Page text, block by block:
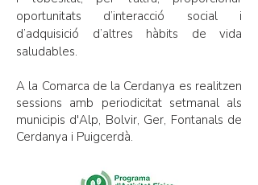
oportunitats d’interacció social i
d’adquisició d’altres hàbits de vida
saludables.
A la Comarca de la Cerdanya es realitzen
sessions amb periodicitat setmanal als
municipis d'Alp, Bolvir, Ger, Fontanals de
Cerdanya i Puigcerdà.